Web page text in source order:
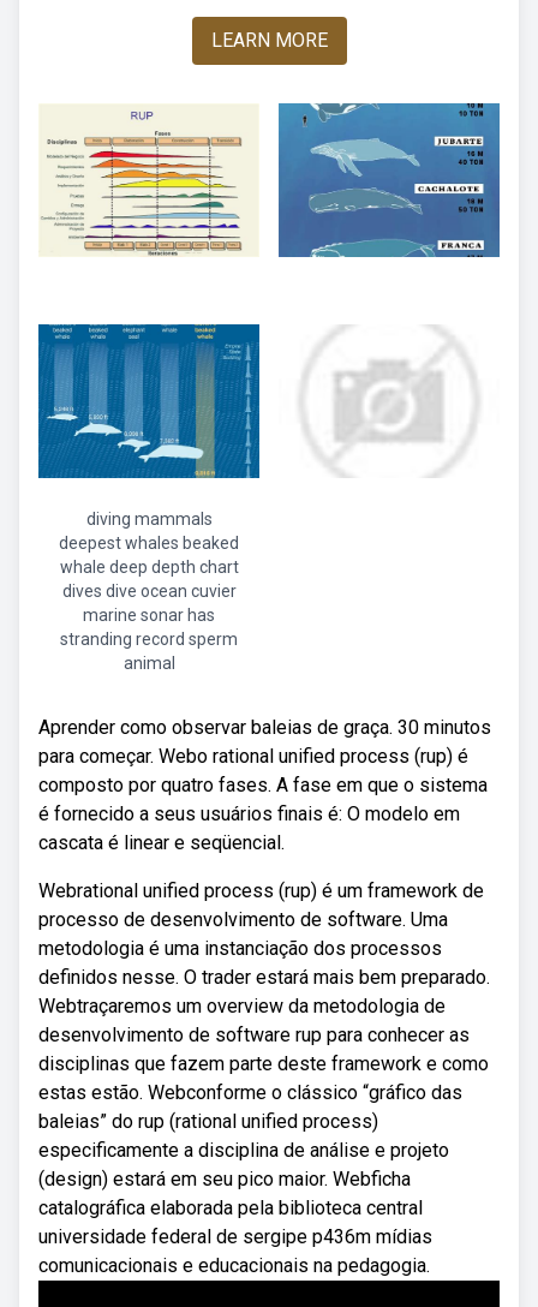
LEARN MORE
diving mammals
deepest whales beaked
whale deep depth chart
dives dive ocean cuvier
marine sonar has
stranding record sperm
animal
Aprender como observar baleias de graça. 30 minutos
para começar. Webo rational unified process (rup) é
composto por quatro fases. A fase em que o sistema
é fornecido a seus usuários finais é: O modelo em
cascata é linear e seqüencial.
Webrational unified process (rup) é um framework de
processo de desenvolvimento de software. Uma
metodologia é uma instanciação dos processos
definidos nesse. O trader estará mais bem preparado.
Webtraçaremos um overview da metodologia de
desenvolvimento de software rup para conhecer as
disciplinas que fazem parte deste framework e como
estas estão. Webconforme o clássico “gráfico das
baleias” do rup (rational unified process)
especificamente a disciplina de análise e projeto
(design) estará em seu pico maior. Webficha
catalográfica elaborada pela biblioteca central
universidade federal de sergipe p436m mídias
comunicacionais e educacionais na pedagogia.